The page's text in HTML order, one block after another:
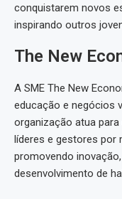
conquistarem novos
inspirando outros
The New
A SME The New
educação e negócios
organização atua
líderes e gestores por
promovendo
desenvolvimento de